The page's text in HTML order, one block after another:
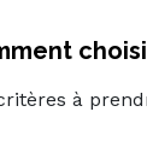
à